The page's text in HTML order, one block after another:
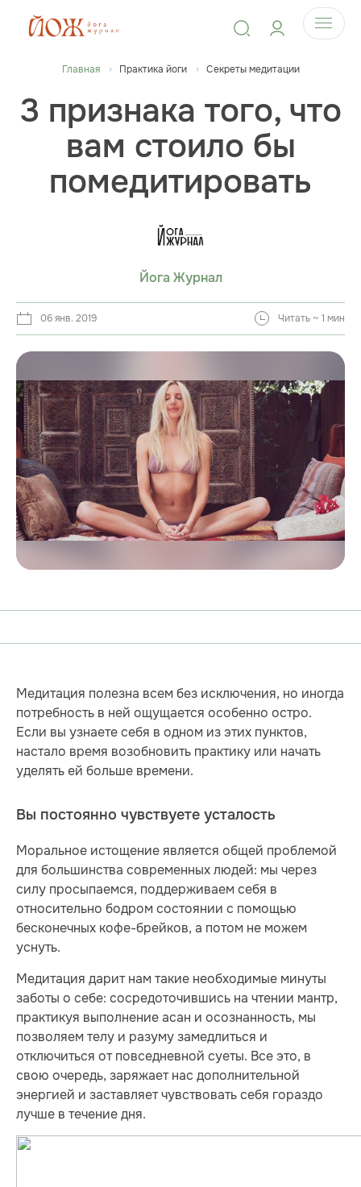
Главная Практика йоги Секреты медитации
3 признака того, что
вам стоило бы
помедитировать
Йога Журнал
06 янв. 2019 Читать ~ 1 мин
Медитация полезна всем без исключения, но иногда
потребность в ней ощущается особенно остро.
Если вы узнаете себя в одном из этих пунктов,
настало время возобновить практику или начать
уделять ей больше времени.
Вы постоянно чувствуете усталость
Моральное истощение является общей проблемой
для большинства современных людей: мы через
силу просыпаемся, поддерживаем себя в
относительно бодром состоянии с помощью
бесконечных кофе-брейков, а потом не можем
уснуть.
Медитация дарит нам такие необходимые минуты
заботы о себе: сосредоточившись на чтении мантр,
практикуя выполнение асан и осознанность, мы
позволяем телу и разуму замедлиться и
отключиться от повседневной суеты. Все это, в
свою очередь, заряжает нас дополнительной
энергией и заставляет чувствовать себя гораздо
лучше в течение дня.